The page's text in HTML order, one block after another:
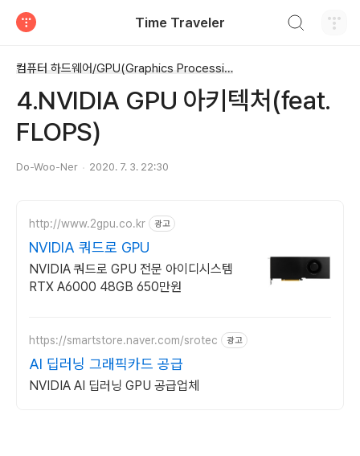
Time Traveler
컴퓨터 하드웨어/GPU(Graphics Processing Unit)
4.NVIDIA GPU 아키텍처(feat.
FLOPS)
Do-Woo-Ner 2020. 7. 3. 22:30
http://www.2gpu.co.kr 광고
NVIDIA 쿼드로 GPU
NVIDIA 쿼드로 GPU 전문 아이디시스템
RTX A6000 48GB 650만원
https://smartstore.naver.com/srotec 광고
AI 딥러닝 그래픽카드 공급
NVIDIA AI 딥러닝 GPU 공급업체